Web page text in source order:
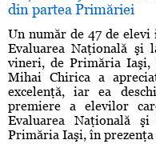
din partea Primăriei
Un număr de 47 de
Evaluarea Naţională şi
vineri, de Primăria
Mihai Chirica a
excelenţă, iar ea
premiere a elevilor
Evaluarea Naţională
Primăria Iaşi, în prezenţa